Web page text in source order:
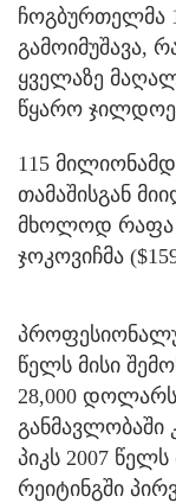
ჩოგბურთელმა
გამოიმუშავა,
ყველაზე
წყარო
115
თამაშისგან
მხოლოდ რაფა
ჯოკოვიჩმა
წელს მისი
28,000
განმავლობაში
პიკს 2007
რეიტინგში